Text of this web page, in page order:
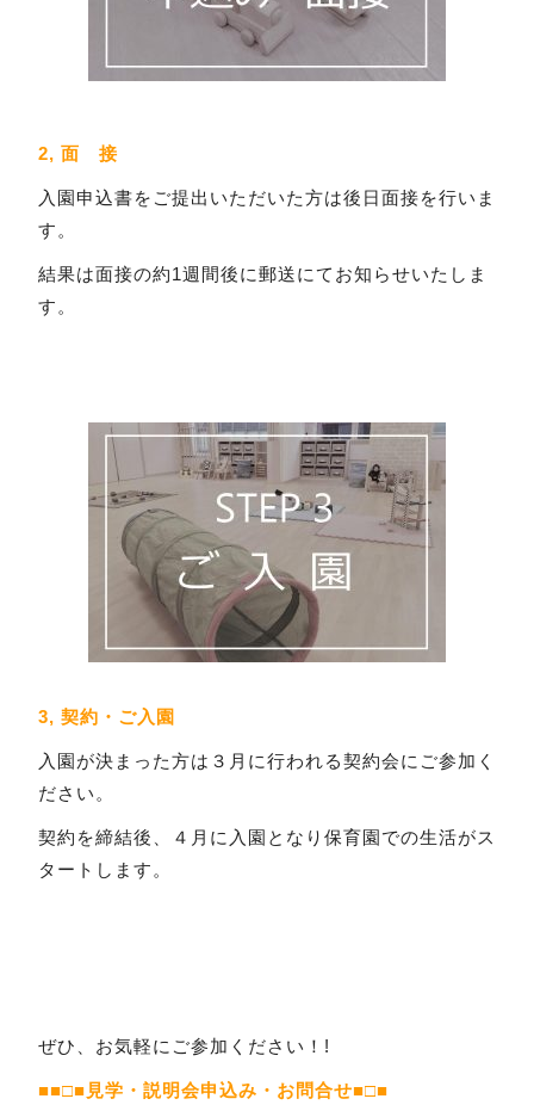
2, 面 接
入園申込書をご提出いただいた方は後日面接を行いま
す。
結果は面接の約1週間後に郵送にてお知らせいたしま
す。
3, 契約・ご入園
入園が決まった方は３月に行われる契約会にご参加く
ださい。
契約を締結後、４月に入園となり保育園での生活がス
タートします。
ぜひ、お気軽にご参加ください！!
■■□■見学・説明会申込み・お問合せ■□■